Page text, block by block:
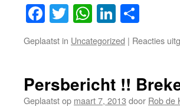
Facebook
TwitterWhatsApp
LinkedIn
Geplaatst in Uncategorized | Reacties
Persbericht !!
Geplaatst op maart 7, 2013 door Rob de